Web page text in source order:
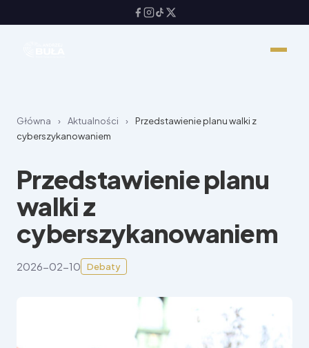
Główna › Aktualności ›
Przedstawienie planu walki z
cyberszykanowaniem
Przedstawienie planu
walki z
cyberszykanowaniem
2026-02-10 Debaty